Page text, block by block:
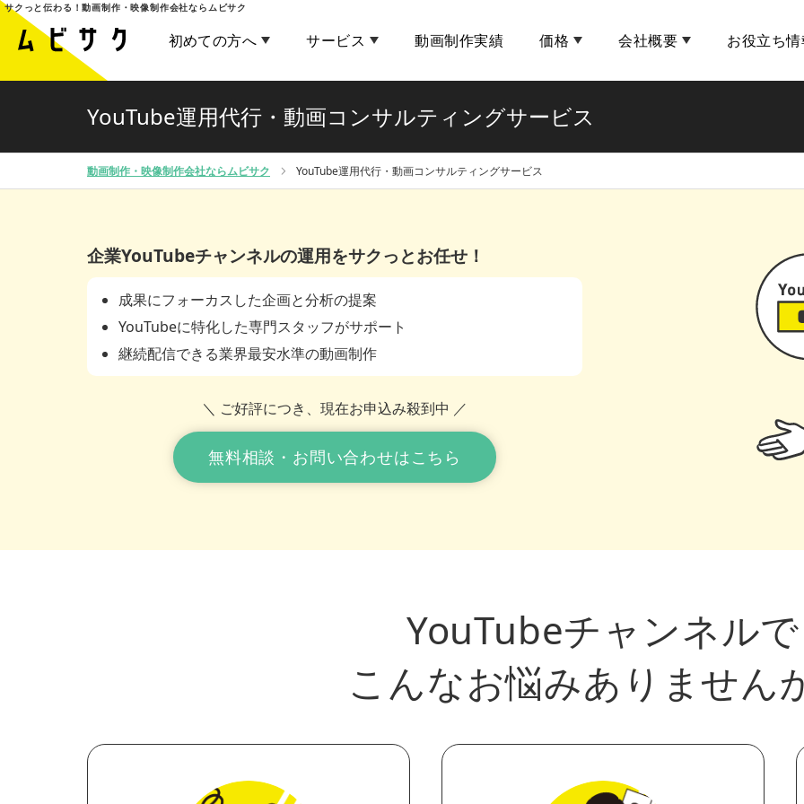
初めての方へ サービス 動画制作実績 価格 会社概要 お役立ち
サクっと伝わる！動画制作・映像制作会社ならムビサク
YouTube運用代行・動画コンサルティングサービス
動画制作・映像制作会社ならムビサク YouTube運用代行・動画コンサルティングサービス
企業YouTubeチャンネルの運用をサクっとお任せ！
成果にフォーカスした企画と分析の提案
YouTubeに特化した専門スタッフがサポート
継続配信できる業界最安水準の動画制作
＼ ご好評につき、現在お申込み殺到中 ／
無料相談・お問い合わせはこちら
YouTubeチャンネルで
こんなお悩みありません